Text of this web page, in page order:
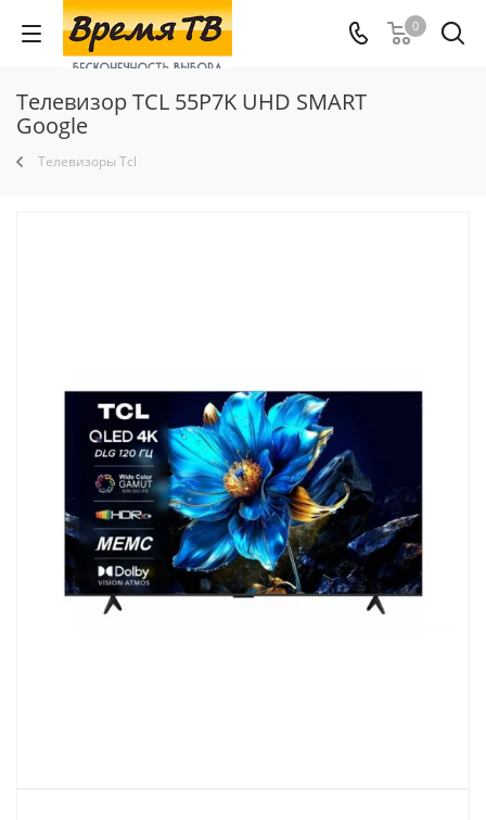
0
Телевизор TCL 55P7K UHD SMART
Google
Телевизоры Tcl